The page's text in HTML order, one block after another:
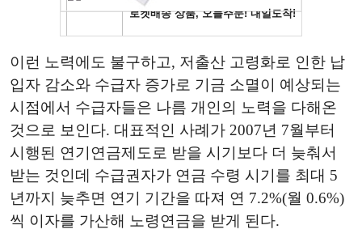
이런 노력에도 불구하고, 저출산 고령화로 인한 납
입자 감소와 수급자 증가로 기금 소멸이 예상되는
시점에서 수급자들은 나름 개인의 노력을 다해온
것으로 보인다. 대표적인 사례가 2007년 7월부터
시행된 연기연금제도로 받을 시기보다 더 늦춰서
받는 것인데 수급권자가 연금 수령 시기를 최대 5
년까지 늦추면 연기 기간을 따져 연 7.2%(월 0.6%)
씩 이자를 가산해 노령연금을 받게 된다.